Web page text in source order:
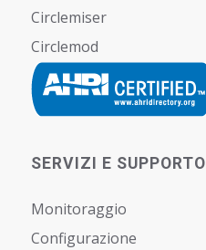
Circlemiser
Circlemod
SERVIZI E SUPPORTO
Monitoraggio
Configurazione